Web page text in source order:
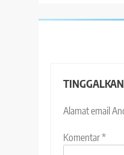
Alamat email
Komentar*